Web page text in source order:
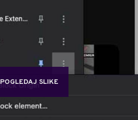
POGLEDAJ SLIKE